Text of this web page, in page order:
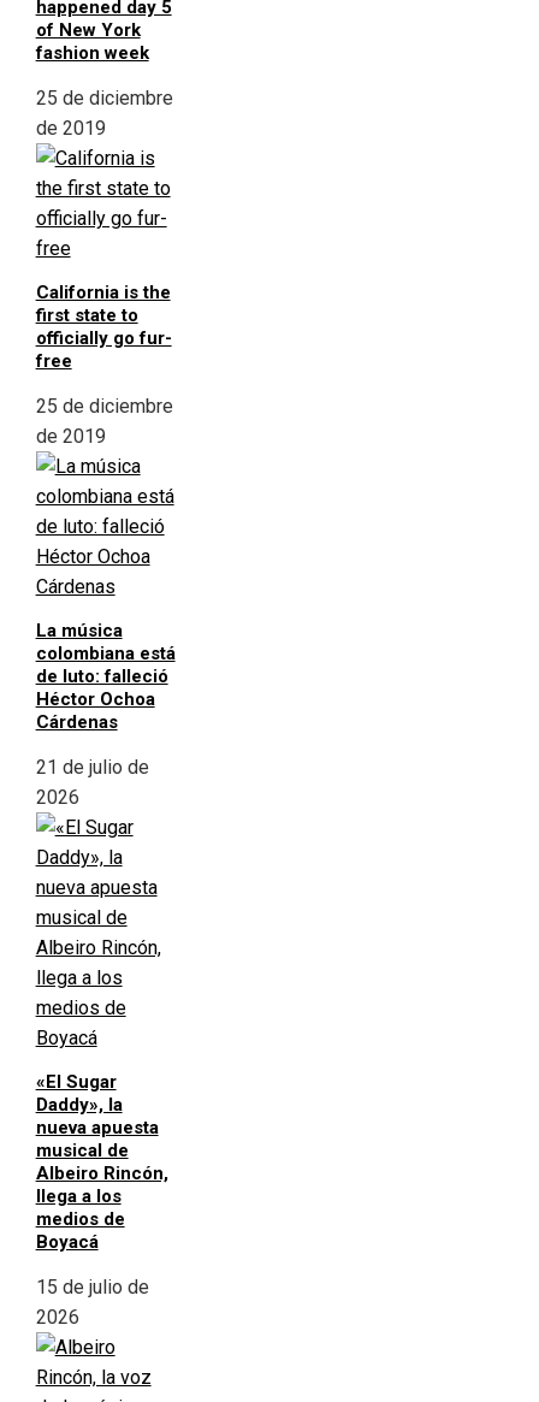
happened day 5
of New York
fashion week
25 de diciembre
de 2019
California is the
first state to
officially go fur-
free
25 de diciembre
de 2019
La música
colombiana está
de luto: falleció
Héctor Ochoa
Cárdenas
21 de julio de
2026
«El Sugar
Daddy», la
nueva apuesta
musical de
Albeiro Rincón,
llega a los
medios de
Boyacá
15 de julio de
2026